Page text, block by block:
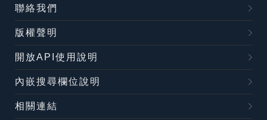
聯絡我們
版權聲明
開放API使用說明
內嵌搜尋欄位說明
相關連結